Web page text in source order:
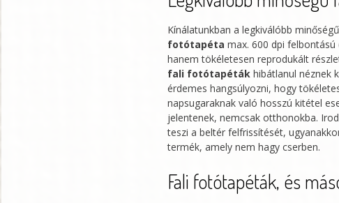
Kínálatunkban a legkiválóbb
fotótapéta max. 600 dpi
hanem tökéletesen reprodukált
fali fotótapéták hibátlanul néznek
érdemes hangsúlyozni, hogy
napsugaraknak való hosszú kitétel
jelentenek, nemcsak otthonokba.
teszi a beltér felfrissítését,
termék, amely nem hagy cserben.
Fali fotótapéták, és